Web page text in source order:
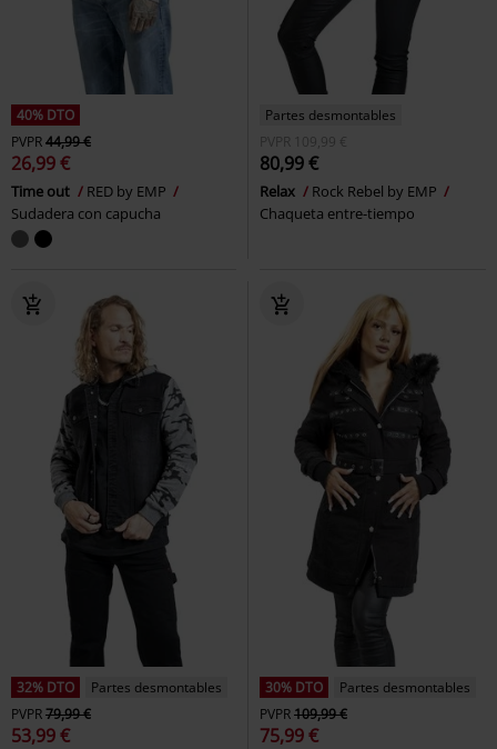
40% DTO
PVPR44,99 €
26,99 €
Time out
RED by EMP
Sudadera con capucha
Partes desmontables
PVPR 109,99 €
80,99 €
Relax
Rock Rebel by EMP
Chaqueta entre-tiempo
32% DTO
Partes desmontables
PVPR79,99 €
53,99 €
30% DTO
Partes desmontables
PVPR109,99 €
75,99 €